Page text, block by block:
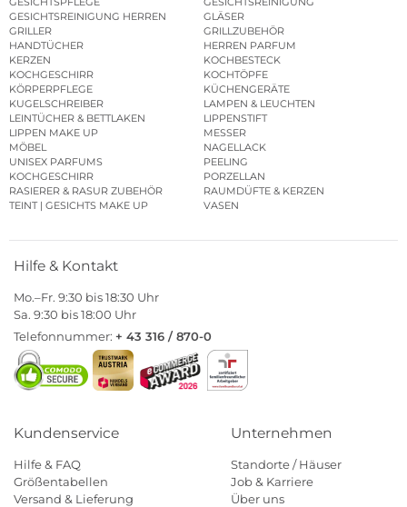
GESICHTSREINIGUNG HERREN
GLÄSER
GRILLER
GRILLZUBEHÖR
HANDTÜCHER
HERREN PARFUM
KERZEN
KOCHBESTECK
KOCHGESCHIRR
KOCHTÖPFE
KÖRPERPFLEGE
KÜCHENGERÄTE
KUGELSCHREIBER
LAMPEN & LEUCHTEN
LEINTÜCHER & BETTLAKEN
LIPPENSTIFT
LIPPEN MAKE UP
MESSER
MÖBEL
NAGELLACK
UNISEX PARFUMS
PEELING
KOCHGESCHIRR
PORZELLAN
RASIERER & RASUR ZUBEHÖR
RAUMDÜFTE & KERZEN
TEINT | GESICHTS MAKE UP
VASEN
Hilfe & Kontakt
Mo.–Fr. 9:30 bis 18:30 Uhr
Sa. 9:30 bis 18:00 Uhr
Telefonnummer: + 43 316 / 870-0
Kundenservice
Hilfe & FAQ
Größentabellen
Versand & Lieferung
Unternehmen
Standorte / Häuser
Job & Karriere
Über uns